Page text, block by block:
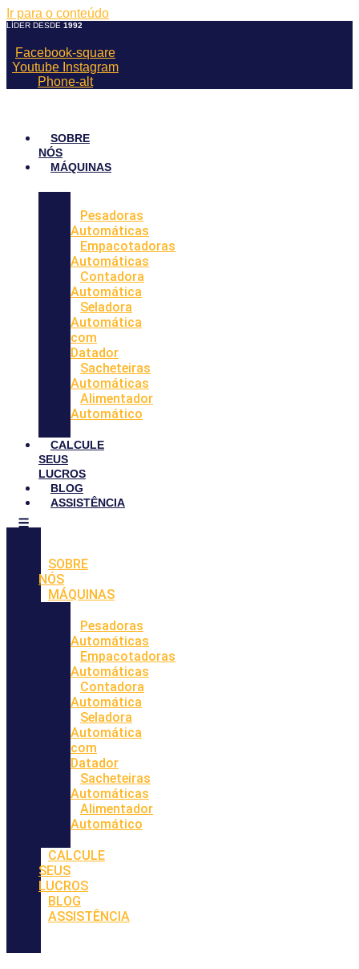
Ir para o conteúdo
LÍDER DESDE 1992
Facebook-square
Youtube Instagram
Phone-alt
SOBRE
NÓS
MÁQUINAS
Pesadoras
Automáticas
Empacotadoras
Automáticas
Contadora
Automática
Seladora
Automática
com
Datador
Sacheteiras
Automáticas
Alimentador
Automático
CALCULE
SEUS
LUCROS
BLOG
ASSISTÊNCIA
SOBRE
NÓS
MÁQUINAS
Pesadoras
Automáticas
Empacotadoras
Automáticas
Contadora
Automática
Seladora
Automática
com
Datador
Sacheteiras
Automáticas
Alimentador
Automático
CALCULE
SEUS
LUCROS
BLOG
ASSISTÊNCIA